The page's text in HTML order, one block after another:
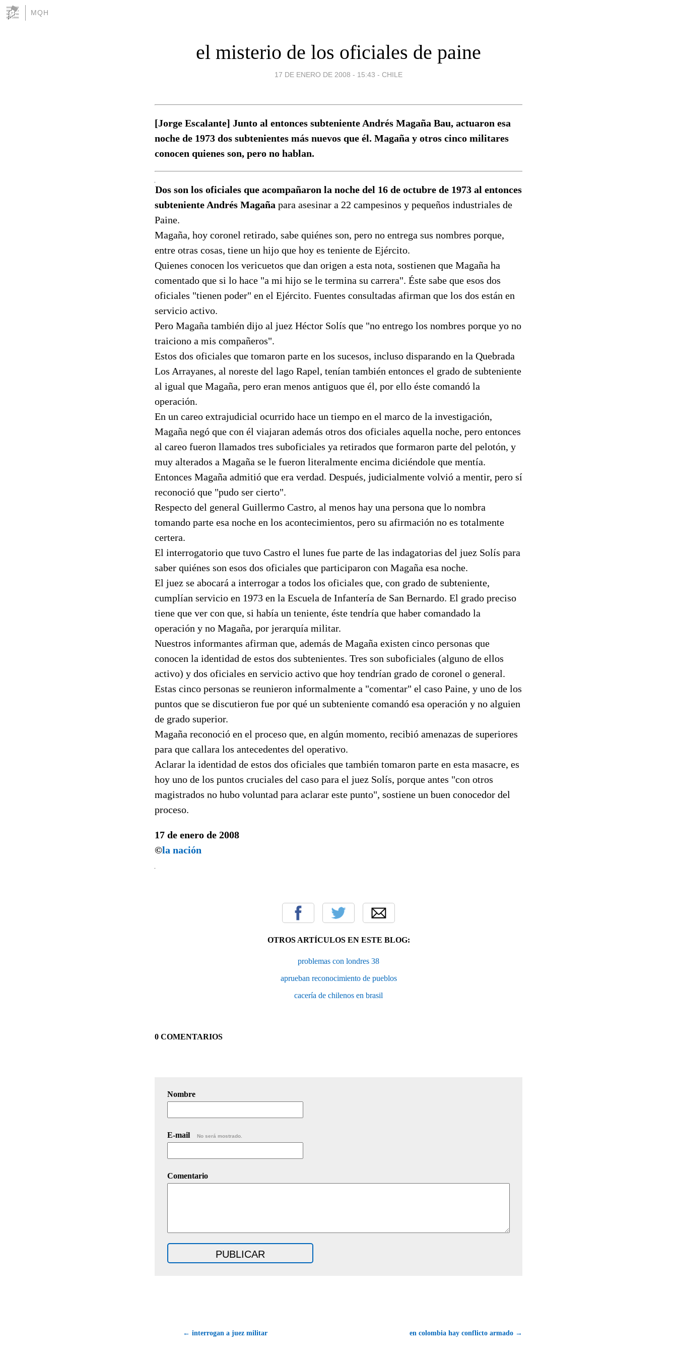
MQH
el misterio de los oficiales de paine
17 DE ENERO DE 2008 - 15:43 - CHILE
[Jorge Escalante] Junto al entonces subteniente Andrés Magaña Bau, actuaron esa
noche de 1973 dos subtenientes más nuevos que él. Magaña y otros cinco militares
conocen quienes son, pero no hablan.
Dos son los oficiales que acompañaron la noche del 16 de octubre de 1973 al entonces
subteniente Andrés Magaña para asesinar a 22 campesinos y pequeños industriales de
Paine.
Magaña, hoy coronel retirado, sabe quiénes son, pero no entrega sus nombres porque,
entre otras cosas, tiene un hijo que hoy es teniente de Ejército.
Quienes conocen los vericuetos que dan origen a esta nota, sostienen que Magaña ha
comentado que si lo hace "a mi hijo se le termina su carrera". Éste sabe que esos dos
oficiales "tienen poder" en el Ejército. Fuentes consultadas afirman que los dos están en
servicio activo.
Pero Magaña también dijo al juez Héctor Solís que "no entrego los nombres porque yo no
traiciono a mis compañeros".
Estos dos oficiales que tomaron parte en los sucesos, incluso disparando en la Quebrada
Los Arrayanes, al noreste del lago Rapel, tenían también entonces el grado de subteniente
al igual que Magaña, pero eran menos antiguos que él, por ello éste comandó la
operación.
En un careo extrajudicial ocurrido hace un tiempo en el marco de la investigación,
Magaña negó que con él viajaran además otros dos oficiales aquella noche, pero entonces
al careo fueron llamados tres suboficiales ya retirados que formaron parte del pelotón, y
muy alterados a Magaña se le fueron literalmente encima diciéndole que mentía.
Entonces Magaña admitió que era verdad. Después, judicialmente volvió a mentir, pero sí
reconoció que "pudo ser cierto".
Respecto del general Guillermo Castro, al menos hay una persona que lo nombra
tomando parte esa noche en los acontecimientos, pero su afirmación no es totalmente
certera.
El interrogatorio que tuvo Castro el lunes fue parte de las indagatorias del juez Solís para
saber quiénes son esos dos oficiales que participaron con Magaña esa noche.
El juez se abocará a interrogar a todos los oficiales que, con grado de subteniente,
cumplían servicio en 1973 en la Escuela de Infantería de San Bernardo. El grado preciso
tiene que ver con que, si había un teniente, éste tendría que haber comandado la
operación y no Magaña, por jerarquía militar.
Nuestros informantes afirman que, además de Magaña existen cinco personas que
conocen la identidad de estos dos subtenientes. Tres son suboficiales (alguno de ellos
activo) y dos oficiales en servicio activo que hoy tendrían grado de coronel o general.
Estas cinco personas se reunieron informalmente a "comentar" el caso Paine, y uno de los
puntos que se discutieron fue por qué un subteniente comandó esa operación y no alguien
de grado superior.
Magaña reconoció en el proceso que, en algún momento, recibió amenazas de superiores
para que callara los antecedentes del operativo.
Aclarar la identidad de estos dos oficiales que también tomaron parte en esta masacre, es
hoy uno de los puntos cruciales del caso para el juez Solís, porque antes "con otros
magistrados no hubo voluntad para aclarar este punto", sostiene un buen conocedor del
proceso.
17 de enero de 2008
©la nación
OTROS ARTÍCULOS EN ESTE BLOG:
problemas con londres 38
aprueban reconocimiento de pueblos
cacería de chilenos en brasil
0 COMENTARIOS
Nombre
E-mail No será mostrado.
Comentario
← interrogan a juez militar en colombia hay conflicto armado →